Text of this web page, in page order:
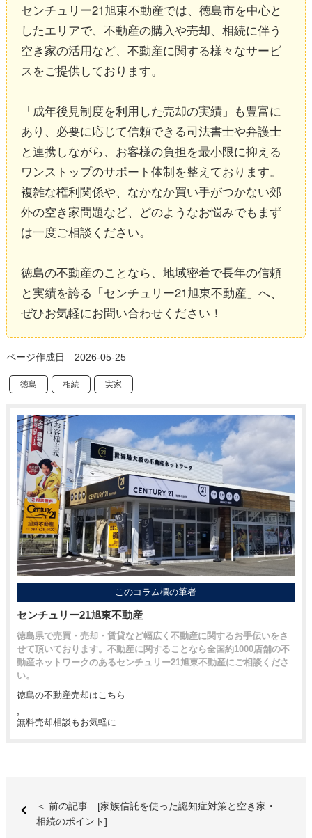
センチュリー21旭東不動産では、徳島市を中心と
したエリアで、不動産の購入や売却、相続に伴う
空き家の活用など、不動産に関する様々なサービ
スをご提供しております。
「成年後見制度を利用した売却の実績」も豊富に
あり、必要に応じて信頼できる司法書士や弁護士
と連携しながら、お客様の負担を最小限に抑える
ワンストップのサポート体制を整えております。
複雑な権利関係や、なかなか買い手がつかない郊
外の空き家問題など、どのようなお悩みでもまず
は一度ご相談ください。
徳島の不動産のことなら、地域密着で長年の信頼
と実績を誇る「センチュリー21旭東不動産」へ、
ぜひお気軽にお問い合わせください！
ページ作成日 2026-05-25
徳島 相続 実家
このコラム欄の筆者
センチュリー21旭東不動産
徳島県で売買・売却・賃貸など幅広く不動産に関するお手伝いをさ
せて頂いております。不動産に関することなら全国約1000店舗の不
動産ネットワークのあるセンチュリー21旭東不動産にご相談くださ
い。
徳島の不動産売却はこちら
無料売却相談もお気軽に
＜ 前の記事 [家族信託を使った認知症対策と空き家・
相続のポイント]